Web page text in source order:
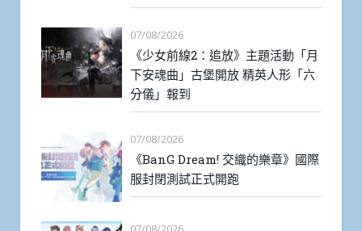
07/08/2026
《少女前線2：追放》主題活動「月
下安魂曲」古堡開放 精英人形「六
分儀」報到
07/08/2026
《BanG Dream! 交織的樂章》國際
服封閉測試正式開跑